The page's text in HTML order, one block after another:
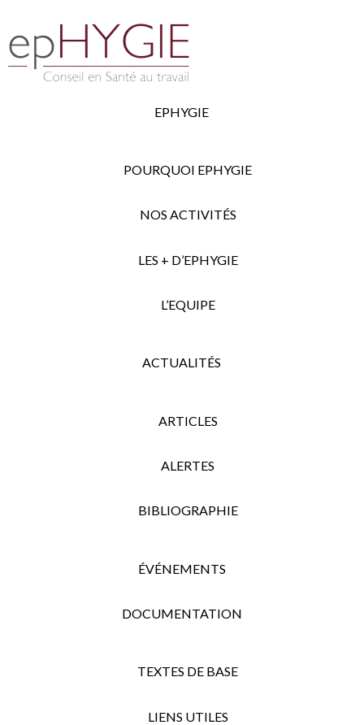
EPHYGIE
POURQUOI EPHYGIE
NOS ACTIVITÉS
LES + D’EPHYGIE
L’EQUIPE
ACTUALITÉS
ARTICLES
ALERTES
BIBLIOGRAPHIE
ÉVÉNEMENTS
DOCUMENTATION
TEXTES DE BASE
LIENS UTILES